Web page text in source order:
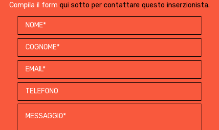
Compila il form qui sotto per contattare questo inserzionista.